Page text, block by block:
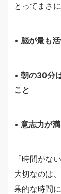
とってまさ
• 脳が最も
• 朝の30分
こと
• 意志力が
「時間がな
大切なのは
果的な時間